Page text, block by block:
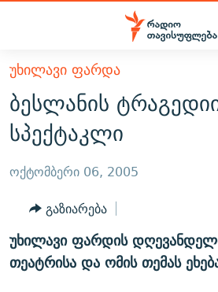
Accessibility
მთავარ
შინაარსზე
დაბრუნება
მთავარ
დაბრუნება
ძიებაზე
დაბრუნება
ᲐᲮᲐᲚᲘ ᲐᲛᲑᲔᲑᲘ
ᲗᲔᲛᲔᲑᲘ
ᲞᲝᲚᲘᲢᲘᲙᲐ
ᲔᲙᲝᲜᲝᲛᲘᲙᲐ
ᲡᲐᲖᲝᲒᲐᲓᲝᲔᲑᲐ
ᲡᲞᲝᲠᲢᲘ
ᲕᲘᲓᲔᲝ
ᲑᲚᲝᲒᲔᲑᲘ
ᲞᲝᲓᲙᲐᲡᲢᲔᲑᲘ
ᲜᲘᲙᲝᲡ ᲞᲝᲓᲙᲐᲡᲢᲘ
ᲗᲐᲕᲘᲡᲣᲤᲚᲔᲑᲘᲡ ᲛᲝᲜᲘᲢᲝᲠᲘ
ᲗᲥᲕᲔᲜᲘ ᲞᲣᲑᲚᲘᲙᲐᲪᲘᲔᲑᲘ
ᲣᲮᲘᲚᲐᲕᲘ ᲤᲐᲠᲓᲐ
ბესლანის
სპექტაკლი
ოქტომბერი 06, 2005
გაზიარება
უხილავი ფარდის
თეატრისა და ომის თემას